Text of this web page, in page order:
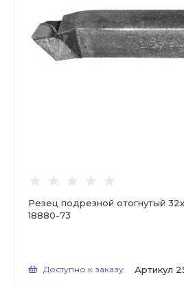
Резец подрезной отогнутый
18880-73
Доступно к заказу Артикул